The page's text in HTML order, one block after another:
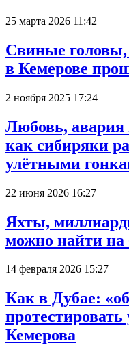
25 марта 2026 11:42
Свиные головы,
в Кемерове
2 ноября 2025 17:24
Любовь,
как сибиряки
улётными
22 июня 2026 16:27
Яхты,
можно найти на
14 февраля 2026 15:27
Как в Дубае:
Кемерова